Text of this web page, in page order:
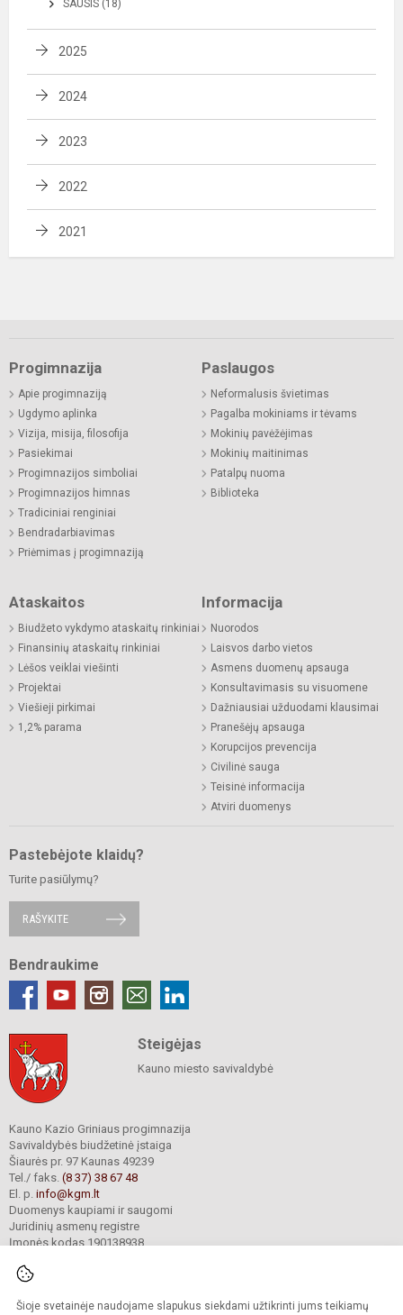
Šioje svetainėje naudojame slapukus siekdami užtikrinti jums teikiamų
SAUSIS (18)
2025
2024
2023
2022
2021
Progimnazija
Apie progimnaziją
Ugdymo aplinka
Vizija, misija, filosofija
Pasiekimai
Progimnazijos simboliai
Progimnazijos himnas
Tradiciniai renginiai
Bendradarbiavimas
Priėmimas į progimnaziją
Paslaugos
Neformalusis švietimas
Pagalba mokiniams ir tėvams
Mokinių pavėžėjimas
Mokinių maitinimas
Patalpų nuoma
Biblioteka
Ataskaitos
Biudžeto vykdymo ataskaitų rinkiniai
Finansinių ataskaitų rinkiniai
Lėšos veiklai viešinti
Projektai
Viešieji pirkimai
1,2% parama
Informacija
Nuorodos
Laisvos darbo vietos
Asmens duomenų apsauga
Konsultavimasis su visuomene
Dažniausiai užduodami klausimai
Pranešėjų apsauga
Korupcijos prevencija
Civilinė sauga
Teisinė informacija
Atviri duomenys
Pastebėjote klaidų?
Turite pasiūlymų?
RAŠYKITE
Bendraukime
Steigėjas
Kauno miesto savivaldybė
Kauno Kazio Griniaus progimnazija
Savivaldybės biudžetinė įstaiga
Šiaurės pr. 97 Kaunas 49239
Tel./ faks. (8 37) 38 67 48
El. p. info@kgm.lt
Duomenys kaupiami ir saugomi
Juridinių asmenų registre
Įmonės kodas 190138938
© 2024. Kauno Kazio Griniaus progimnazija. Visos teisės saugomos.